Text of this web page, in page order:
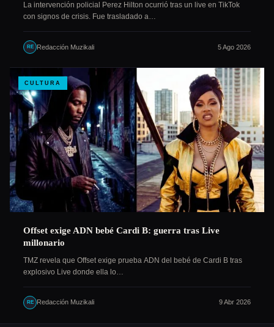
La intervención policial Perez Hilton ocurrió tras un live en TikTok
con signos de crisis. Fue trasladado a…
RE Redacción Muzikali 5 Ago 2026
CULTURA
Offset exige ADN bebé Cardi B: guerra tras Live
millonario
TMZ revela que Offset exige prueba ADN del bebé de Cardi B tras
explosivo Live donde ella lo…
RE Redacción Muzikali 9 Abr 2026